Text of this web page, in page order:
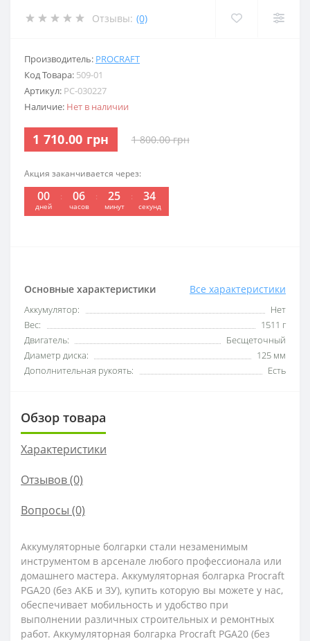
Отзывы: (0)
Производитель: PROCRAFT
Код Товара: 509-01
Артикул: PC-030227
Наличие: Нет в наличии
1 710.00 грн 1 800.00 грн
Акция заканчивается через:
00
дней
06
часов
25
минут
34
секунд
Основные характеристики Все характеристики
Аккумулятор:
Нет
Вес:
1511 г
Двигатель:
Бесщеточный
Диаметр диска:
125 мм
Дополнительная рукоять:
Есть
Обзор товара
Характеристики
Отзывов (0)
Вопросы (0)
Аккумуляторные болгарки стали незаменимым
инструментом в арсенале любого профессионала или
домашнего мастера. Аккумуляторная болгарка Procraft
PGA20 (без АКБ и ЗУ), купить которую вы можете у нас,
обеспечивает мобильность и удобство при
выполнении различных строительных и ремонтных
работ. Аккумуляторная болгарка Procraft PGA20 (без